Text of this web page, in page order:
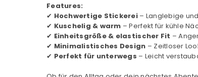
Features:
✔ Hochwertige Stickerei – Langlebige
✔ Kuschelig & warm – Perfekt für kühle
✔ Einheitsgröße & elastischer Fit –
✔ Minimalistisches Design – Zeitloser
✔ Perfekt für unterwegs – Leicht